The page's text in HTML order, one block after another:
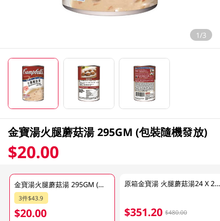
1/3
金寶湯火腿蘑菇湯 295GM (包裝隨機發放)
$20.00
金寶湯火腿蘑菇湯 295GM (包裝隨機發放)
3件$43.9
$20.00
原箱金寶湯 火腿蘑菇湯24 X 295 GM
$351.20 $480.00